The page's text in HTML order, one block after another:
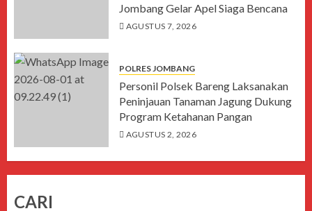
Jombang Gelar Apel Siaga Bencana
AGUSTUS 7, 2026
POLRES JOMBANG
Personil Polsek Bareng Laksanakan
Peninjauan Tanaman Jagung Dukung
Program Ketahanan Pangan
AGUSTUS 2, 2026
CARI